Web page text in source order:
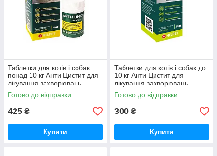
Таблетки для котів і собак
понад 10 кг Анти Цистит для
лікування захворювань
сечовивідних шляхів Helpet
Готово до відправки
425 ₴
Купити
Таблетки для котів і собак до
10 кг Анти Цистит для
лікування захворювань
сечовивідних шляхів №30
Helpet
Готово до відправки
300 ₴
Купити